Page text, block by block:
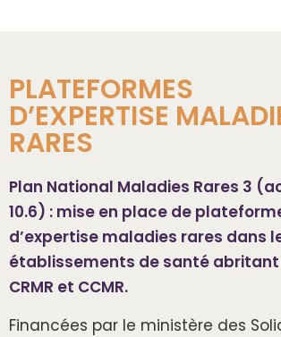
PLATEFORMES
D’EXPERTISE
RARES
Plan National Maladies Rares 3
10.6) : mise en place de
d’expertise maladies rares dans
établissements de santé abritant
CRMR et CCMR.
Financées par le ministère des